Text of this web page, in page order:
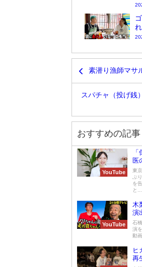
素潜り漁師マサ
スパチャ（投げ銭
おすすめの記事
YouTube
医
東
ぶ
を
と...
YouTube
木
演
石
演
動
ヒ
再